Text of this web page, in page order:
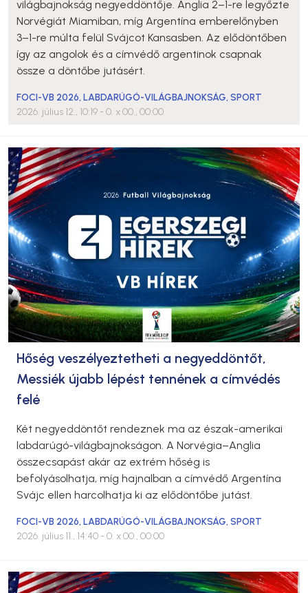
világbajnokság negyeddöntője. Anglia 2–1-re legyőzte
Norvégiát Miamiban, míg Argentína emberelőnyben
3–1-re múlta felül Svájcot Kansasben. Az elődöntőben
így az angolok és a címvédő argentinok csapnak
össze a döntőbe jutásért.
FOCI-VB 2026,LABDARÚGÓ-VILÁGBAJNOKSÁG,SPORT
2026. július 12., 10:19 - 0. x 00., 00:00
Hőség veszélyeztetheti a negyeddöntőt,
Messiék újabb lépést tennének a címvédés
felé
Két negyeddöntőt rendeznek ma az észak-amerikai
labdarúgó-világbajnokságon. A Norvégia–Anglia
összecsapást akár az extrém hőség is
befolyásolhatja, míg hajnalban a címvédő Argentína
Svájc ellen harcolhatja ki az elődöntőbe jutást.
FOCI-VB 2026,LABDARÚGÓ-VILÁGBAJNOKSÁG,SPORT
2026. július 11., 14:40 - 0. x 00., 00:00